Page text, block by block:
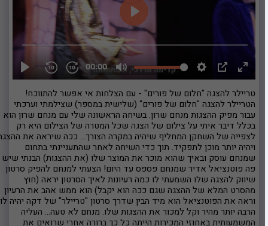
טריילר להצגה "חלום של פורים" - עם הצלחות אי אפשר להתווכח!
הטריילר להצגה "חלום של פורים" (שלישית במספר) שצילמתי וערכתי
עבור מפיק ההצגות מנחם שרון. בשיחה הראשונה שלי עם מנחם שרון הוא
בכלל דיבר איתי על צילום של הצגה שכל המטרה של הצילום היא רק
לצפייה של השחקן המחליף שיהיה במקרה הצורך... ככה שיראה את ההצגה
ויהיה יותר מוכן לתפקיד. תוך כדי השיחה לאחר שהתעניינתי בתחום
שמנחם עוסק ובאיך שהוא מוכר את המוצר שלו (את ההצגות) הבנתי שיש
פה פוטנציאל אדיר שמנחם פספס עד היום! הצעתי למנחם להפיק סרטון
שיווק להצגה שלו השמעתי לו כמה רעיונות לאיך הסרטון יראה (חוץ
מהסרט המלא של ההצגה שגם ככה הוא יקבל) הוא ממש אהב את הרעיון
וראה את הפוטנציאל הוא מיד הבין שדרך סרטון "טריילר" של דקה יהיה לו
הרבה יותר מהיר וקל למכור את ההצגות שלו. מנחם לא טעה... העליה
המשמעותית באחוזי המכירות הייתה כל כך ברורה אחרי שרואים את